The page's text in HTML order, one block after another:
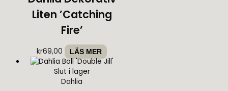
Liten ’Catching
Fire’
kr69,00 LÄS MER
Slut i lager
Dahlia